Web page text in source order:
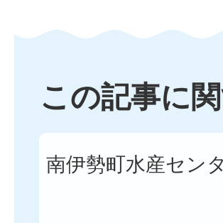
この記事に
南伊勢町水産セン